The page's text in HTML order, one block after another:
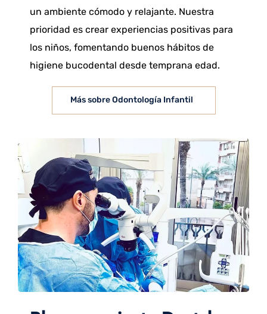
un ambiente cómodo y relajante. Nuestra
prioridad es crear experiencias positivas para
los niños, fomentando buenos hábitos de
higiene bucodental desde temprana edad.
Más sobre Odontología Infantil